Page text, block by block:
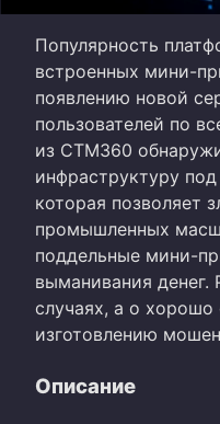
Популярность
встроенных мини-
появлению новой
пользователей по
из CTM360
инфраструктуру под
которая позволяет
промышленных
поддельные мини-
выманивания денег.
случаях, а о
изготовлению
Описание